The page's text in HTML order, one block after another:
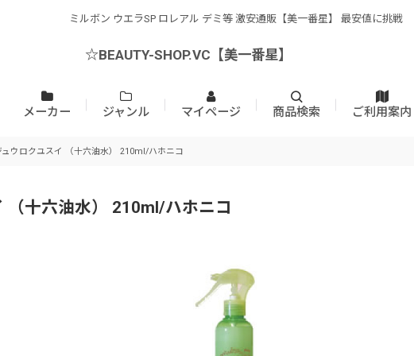
ミルボン ウエラSP ロレアル デミ等 激安通販【美一番星】 最安値に挑戦
☆BEAUTY-SHOP.VC【美一番星】
メーカー ジャンル マイページ 商品検索 ご利用案内
ュウロクユスイ （十六油水） 210ml/ハホニコ
（十六油水） 210ml/ハホニコ